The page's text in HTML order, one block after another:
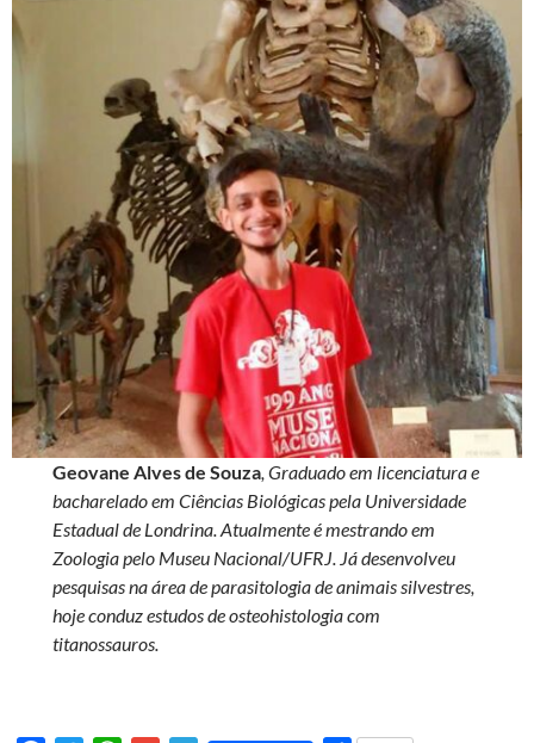
Geovane Alves de Souza, Graduado em licenciatura e
bacharelado em Ciências Biológicas pela Universidade
Estadual de Londrina. Atualmente é mestrando em
Zoologia pelo Museu Nacional/UFRJ. Já desenvolveu
pesquisas na área de parasitologia de animais silvestres,
hoje conduz estudos de osteohistologia com
titanossauros.